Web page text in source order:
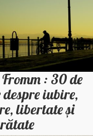
: 30 de
iubire,
libertate și